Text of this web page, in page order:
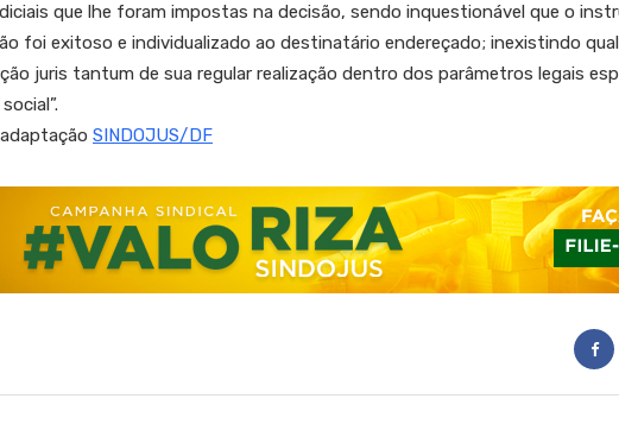
que lhe foram impostas na decisão, sendo inquestionável que o
foi exitoso e individualizado ao destinatário endereçado; inexistindo
juris tantum de sua regular realização dentro dos parâmetros legais
SINDOJUS/DF